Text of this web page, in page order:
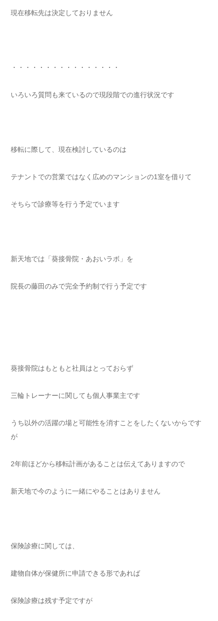
現在移転先は決定しておりません
・・・・・・・・・・・・・・・・
いろいろ質問も来ているので現段階での進行状況です
移転に際して、現在検討しているのは
テナントでの営業ではなく広めのマンションの1室を借りて
そちらで診療等を行う予定でいます
新天地では「葵接骨院・あおいラボ」を
院長の藤田のみで完全予約制で行う予定です
葵接骨院はもともと社員はとっておらず
三輪トレーナーに関しても個人事業主です
うち以外の活躍の場と可能性を消すことをしたくないからです
が
2年前ほどから移転計画があることは伝えてありますので
新天地で今のように一緒にやることはありません
保険診療に関しては、
建物自体が保健所に申請できる形であれば
保険診療は残す予定ですが